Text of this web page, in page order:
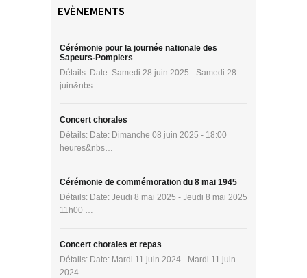
EVÈNEMENTS
Cérémonie pour la journée nationale des
Sapeurs-Pompiers
Détails: Date: Samedi 28 juin 2025 - Samedi 28
juin&nbs…
Concert chorales
Détails: Date: Dimanche 08 juin 2025 - 18:00
heures&nbs…
Cérémonie de commémoration du 8 mai 1945
Détails: Date: Jeudi 8 mai 2025 - Jeudi 8 mai 2025
11h00 …
Concert chorales et repas
Détails: Date: Mardi 11 juin 2024 - Mardi 11 juin
2024 …